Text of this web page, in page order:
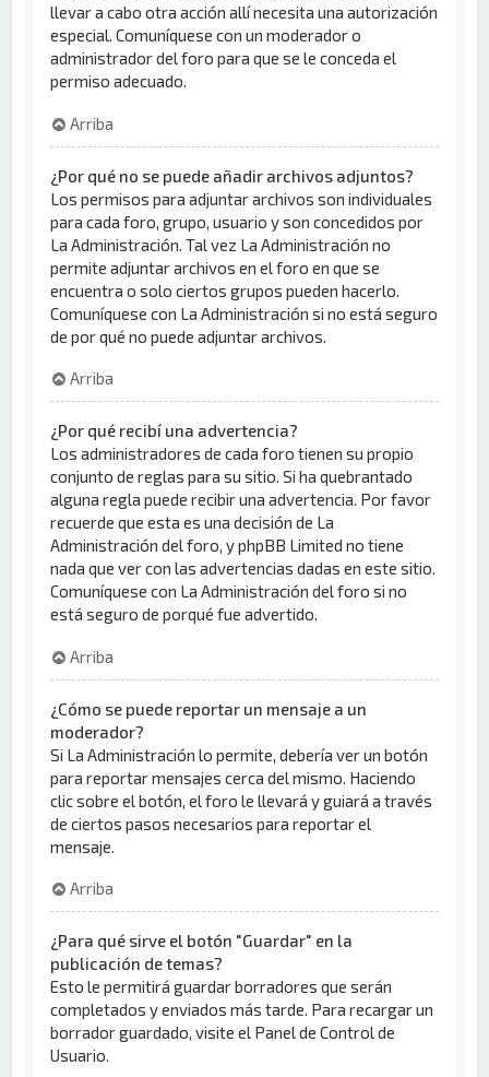
llevar a cabo otra acción allí necesita una autorización
especial. Comuníquese con un moderador o
administrador del foro para que se le conceda el
permiso adecuado.
Arriba
¿Por qué no se puede añadir archivos adjuntos?
Los permisos para adjuntar archivos son individuales
para cada foro, grupo, usuario y son concedidos por
La Administración. Tal vez La Administración no
permite adjuntar archivos en el foro en que se
encuentra o solo ciertos grupos pueden hacerlo.
Comuníquese con La Administración si no está seguro
de por qué no puede adjuntar archivos.
Arriba
¿Por qué recibí una advertencia?
Los administradores de cada foro tienen su propio
conjunto de reglas para su sitio. Si ha quebrantado
alguna regla puede recibir una advertencia. Por favor
recuerde que esta es una decisión de La
Administración del foro, y phpBB Limited no tiene
nada que ver con las advertencias dadas en este sitio.
Comuníquese con La Administración del foro si no
está seguro de porqué fue advertido.
Arriba
¿Cómo se puede reportar un mensaje a un
moderador?
Si La Administración lo permite, debería ver un botón
para reportar mensajes cerca del mismo. Haciendo
clic sobre el botón, el foro le llevará y guiará a través
de ciertos pasos necesarios para reportar el
mensaje.
Arriba
¿Para qué sirve el botón "Guardar" en la
publicación de temas?
Esto le permitirá guardar borradores que serán
completados y enviados más tarde. Para recargar un
borrador guardado, visite el Panel de Control de
Usuario.